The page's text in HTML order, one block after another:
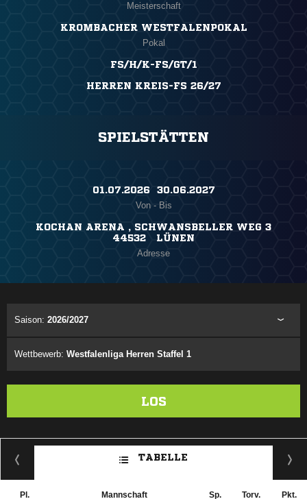
Meisterschaft
KROMBACHER WESTFALENPOKAL
Pokal
FS/H/K-FS/GT/1
HERREN KREIS-FS 26/27
SPIELSTÄTTEN
01.07.2026 ​ 30.06.2027
Von - Bis
KOCHAN ARENA , SCHWANSBELLER WEG 3
44532 LÜNEN
Adresse
Saison: 2026/2027
Wettbewerb: Westfalenliga Herren Staffel 1
LOS
TABELLE
Pl. Mannschaft Sp. Torv. Pkt.